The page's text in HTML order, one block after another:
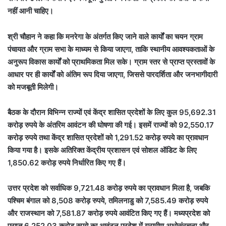
नहीं आनी चाहिए।
श्री चौहान ने कहा कि मनरेगा के अंतर्गत किए जाने वाले कार्यों का चयन ग्राम
पंचायत और ग्राम सभा के माध्यम से किया जाएगा, ताकि स्थानीय आवश्यकताओं के
अनुरूप विकास कार्यों को प्राथमिकता मिल सके। ग्राम स्तर से प्राप्त प्रस्तावों के
आधार पर ही कार्यों को अंतिम रूप दिया जाएगा, जिससे पारदर्शिता और जनभागीदारी
को मजबूती मिलेगी।
बैठक के दौरान विभिन्न राज्यों एवं केंद्र शासित प्रदेशों के लिए कुल 95,692.31
करोड़ रुपये के अंतरिम आवंटन की घोषणा की गई। इसमें राज्यों को 92,550.17
करोड़ रुपये तथा केंद्र शासित प्रदेशों को 1,291.52 करोड़ रुपये का प्रावधान
किया गया है। इसके अतिरिक्त केंद्रीय प्रशासन एवं सोशल ऑडिट के लिए
1,850.62 करोड़ रुपये निर्धारित किए गए हैं।
उत्तर प्रदेश को सर्वाधिक 9,721.48 करोड़ रुपये का प्रावधान मिला है, जबकि
पश्चिम बंगाल को 8,508 करोड़ रुपये, तमिलनाडु को 7,585.49 करोड़ रुपये
और राजस्थान को 7,581.87 करोड़ रुपये आवंटित किए गए हैं। मध्यप्रदेश को